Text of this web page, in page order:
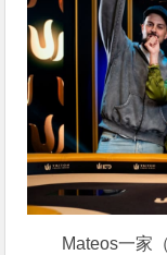
Mateos一家